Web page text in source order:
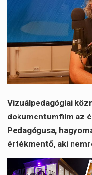
Vizuálpedagógiai
dokumentumfilm az
Pedagógusa,
értékmentő, aki